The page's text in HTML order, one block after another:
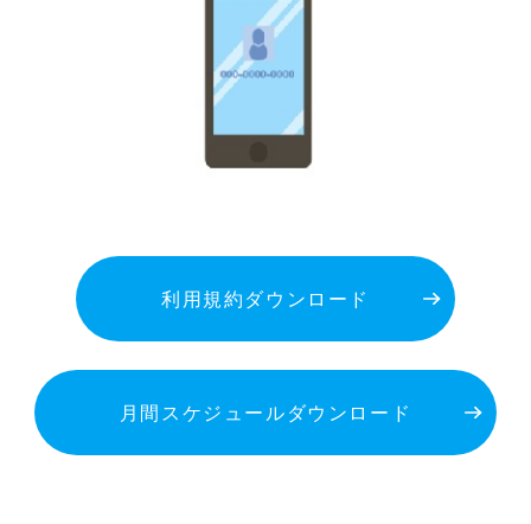
利用規約ダウンロード
月間スケジュールダウンロード